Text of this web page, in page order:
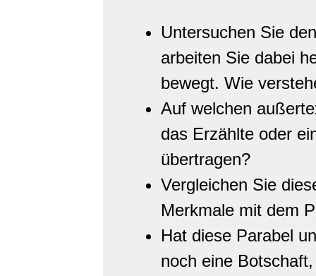
Untersuchen Sie
arbeiten Sie dabei
bewegt. Wie
Auf welchen
das Erzählte oder
übertragen?
Vergleichen Sie
Merkmale mit dem
Hat diese Parabel
noch eine